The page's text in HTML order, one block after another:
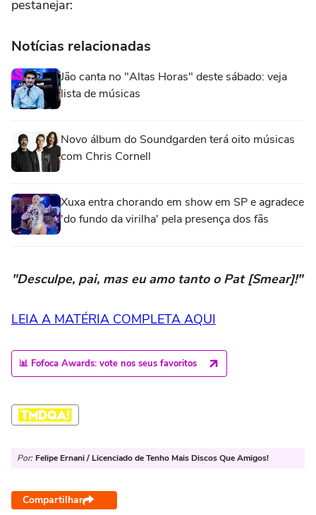
pestanejar:
Notícias relacionadas
Jão canta no "Altas Horas" deste sábado: veja
lista de músicas
Novo álbum do Soundgarden terá oito músicas
com Chris Cornell
Xuxa entra chorando em show em SP e agradece
'do fundo da virilha' pela presença dos fãs
"Desculpe, pai, mas eu amo tanto o Pat [Smear]!"
LEIA A MATÉRIA COMPLETA AQUI
📊 Fofoca Awards: vote nos seus favoritos
Por: Felipe Ernani / Licenciado de Tenho Mais Discos Que Amigos!
Compartilhar